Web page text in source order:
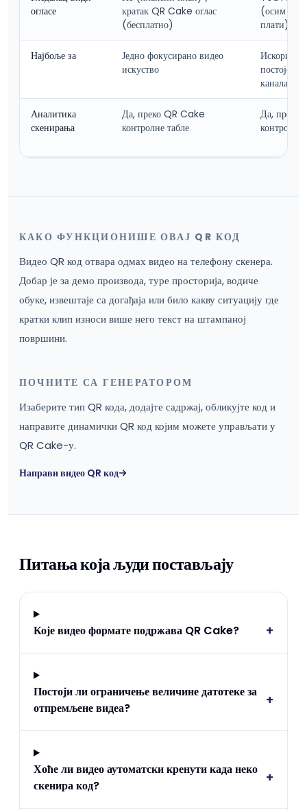
огласе
кратак QR Cake оглас
(бесплатно)
(осим ако
плати)
Најбоље за
Једно фокусирано видео
искуство
канала
Аналитика
скенирања
Да, преко QR Cake
контролне табле
Да, преко
контролне
КАКО ФУНКЦИОНИШЕ ОВАЈ QR КОД
Видео QR код отвара одмах видео на телефону скенера.
Добар је за демо производа, туре просторија, водиче
обуке, извештаје са догађаја или било какву ситуацију где
кратки клип износи више него текст на штампаној
површини.
ПОЧНИТЕ СА ГЕНЕРАТОРОМ
Изаберите тип QR кода, додајте садржај, обликујте код и
направите динамички QR код којим можете управљати у
QR Cake-у.
Направи видео QR код
Питања која људи постављају
Које видео формате подржава QR Cake? +
Постоји ли ограничење величине датотеке за
отпремљене видеа?
+
Хоће ли видео аутоматски кренути када неко
скенира код?
+